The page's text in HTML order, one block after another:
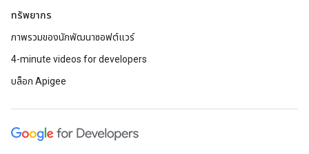
ทรัพยากร
ภาพรวมของนักพัฒนาซอฟต์แวร์
4-minute videos for developers
บล็อก Apigee